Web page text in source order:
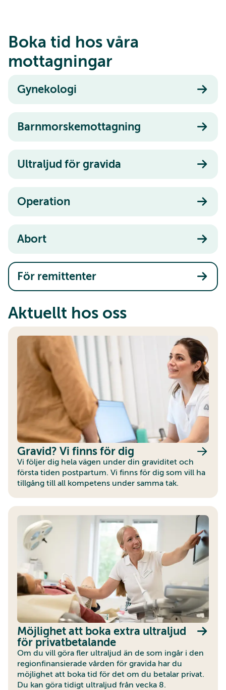
Boka tid hos våra
mottagningar
Gynekologi
Barnmorskemottagning
Ultraljud för gravida
Operation
Abort
För remittenter
Aktuellt hos oss
Gravid? Vi finns för dig
Vi följer dig hela vägen under din graviditet och
första tiden postpartum. Vi finns för dig som vill ha
tillgång till all kompetens under samma tak.
Möjlighet att boka extra ultraljud
för privatbetalande
Om du vill göra fler ultraljud än de som ingår i den
regionfinansierade vården för gravida har du
möjlighet att boka tid för det om du betalar privat.
Du kan göra tidigt ultraljud från vecka 8.